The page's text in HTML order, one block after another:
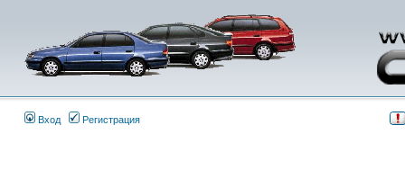
Вход Регистрация